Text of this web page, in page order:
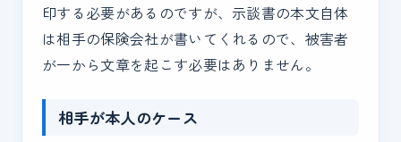
印する必要があるのですが、示談書の本文自体
は相手の保険会社が書いてくれるので、被害者
が一から文章を起こす必要はありません。
相手が本人のケース